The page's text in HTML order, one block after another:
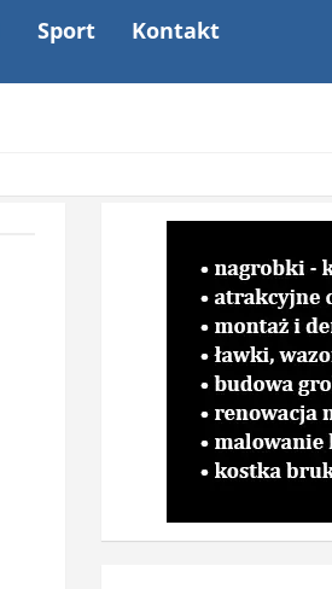
Sport Kontakt